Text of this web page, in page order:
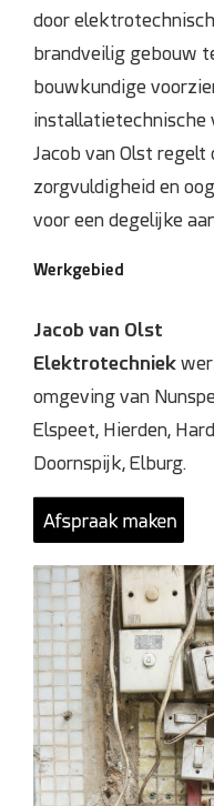
Domotica
Inspectie en onderhoud
Keuring NEN 3140
Contact
door
brandveilig gebouw
bouwkundige
installatietechnische
Jacob van Olst
zorgvuldigheid en
voor een degelijke
Werkgebied
Jacob van Olst
Elektrotechniek
omgeving van
Elspeet, Hierden,
Doornspijk, Elburg.